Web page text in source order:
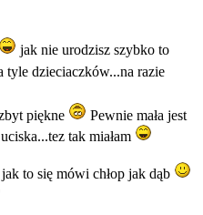
jak nie urodzisz szybko to
tyle dzieciaczków...na razie
piękne
Pewnie mała jest
tak miałam
to się mówi chłop jak dąb